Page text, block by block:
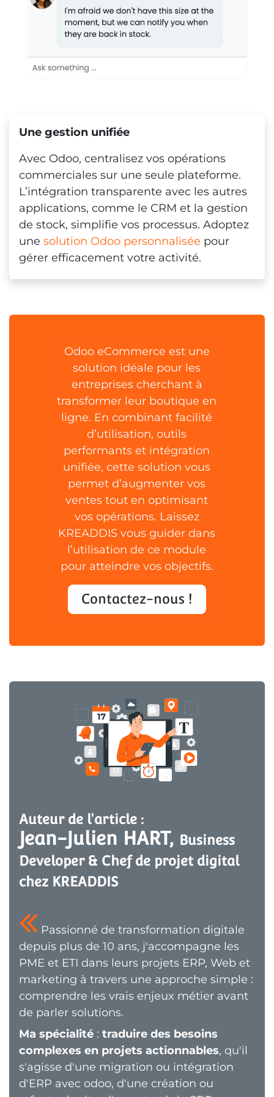
Une gestion unifiée
Avec Odoo, centralisez vos opérations
commerciales sur une seule plateforme.
L’intégration transparente avec les autres
applications, comme le CRM et la gestion
de stock, simplifie vos processus. Adoptez
une solution Odoo personnalisée pour
gérer efficacement votre activité.
Odoo eCommerce est une
solution idéale pour les
entreprises cherchant à
transformer leur boutique en
ligne. En combinant facilité
d’utilisation, outils
performants et intégration
unifiée, cette solution vous
permet d’augmenter vos
ventes tout en optimisant
vos opérations. Laissez
KREADDIS vous guider dans
l’utilisation de ce module
pour atteindre vos objectifs.
Contactez-nous !
Auteur de l'article :
Jean-Julien HART, Business
Developer & Chef de projet digital
chez KREADDIS
Passionné de transformation digitale
depuis plus de 10 ans, j'accompagne les
PME et ETI dans leurs projets ERP, Web et
marketing à travers une approche simple :
comprendre les vrais enjeux métier avant
de parler solutions.
Ma spécialité : traduire des besoins
complexes en projets actionnables, qu'il
s'agisse d'une migration ou intégration
d'ERP avec odoo, d'une création ou